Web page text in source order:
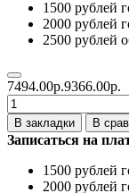
1500 рублей
2000 рублей
2500 рублей
7494.00р.9366.00р.
В закладки
В
Записаться на
1500 рублей
2000 рублей